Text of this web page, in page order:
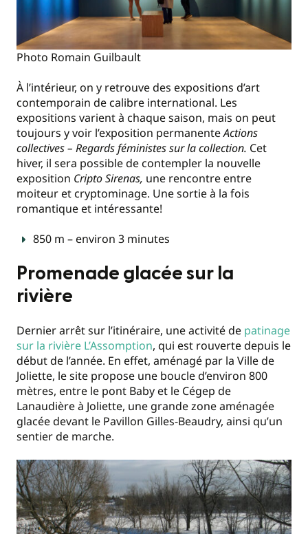
Photo Romain Guilbault
À l’intérieur, on y retrouve des expositions d’art
contemporain de calibre international. Les
expositions varient à chaque saison, mais on peut
toujours y voir l’exposition permanenteActions
collectives – Regards féministes sur la collection. Cet
hiver, il sera possible de contempler la nouvelle
exposition Cripto Sirenas, une rencontre entre
moiteur et cryptominage. Une sortie à la fois
romantique et intéressante!
850 m – environ 3 minutes
Promenade glacée sur la
rivière
Dernier arrêt sur l’itinéraire, une activité de patinage
sur la rivière L’Assomption, qui est rouverte depuis le
début de l’année. En effet, aménagé par la Ville de
Joliette, le site propose une boucle d’environ 800
mètres, entre le pont Baby et le Cégep de
Lanaudière à Joliette, une grande zone aménagée
glacée devant le Pavillon Gilles-Beaudry, ainsi qu’un
sentier de marche.